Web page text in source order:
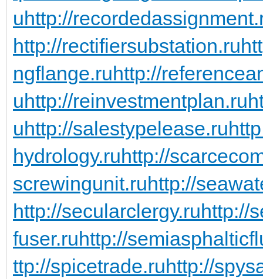
uhttp://
http://rectifiersubstation.ru
ngflange.ruhttp://
uhttp://reinvestmentplan.ru
uhttp://salestypelease.ru
hydrology.ruhttp://
screwingunit.ruhttp://
http://secularclergy.ruhttp://
fuser.ruhttp://
ttp://spicetrade.ruhttp://